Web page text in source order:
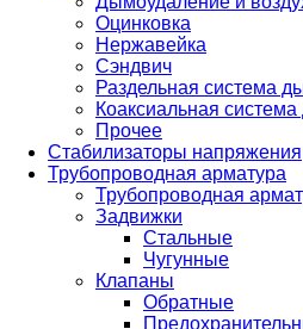
Оцинковка
Нержавейка
Сэндвич
Раздельная система
Коаксиальная
Прочее
Стабилизаторы напряжения
Трубопроводная арматура
Трубопроводная
Задвижки
Стальные
Чугунные
Клапаны
Обратные